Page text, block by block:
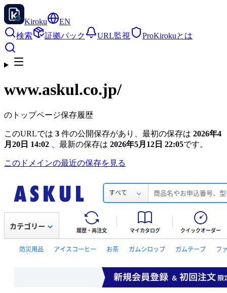
Kiroku
EN
検索
証拠パック URL監視 ProKirokuとは
www.askul.co.jp/
のトップページ保存履歴
このURLでは 3 件の公開保存があり、最初の保存は 2026年4
月20日 14:02
、最新の保存は 2026年5月12日 22:05です。
このドメインの最近の保存を見る